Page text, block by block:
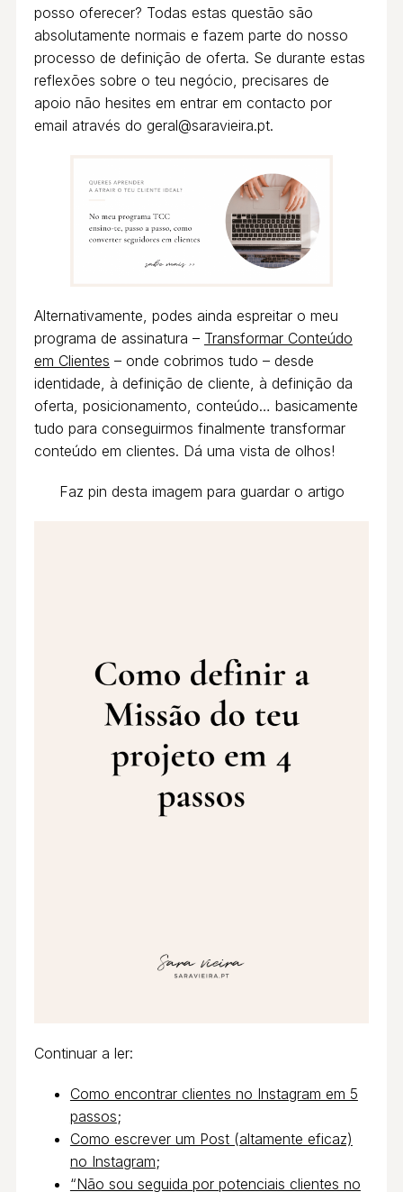
posso oferecer? Todas estas questão são
absolutamente normais e fazem parte do nosso
processo de definição de oferta. Se durante estas
reflexões sobre o teu negócio, precisares de
apoio não hesites em entrar em contacto por
email através do geral@saravieira.pt.
Alternativamente, podes ainda espreitar o meu
programa de assinatura – Transformar Conteúdo
em Clientes – onde cobrimos tudo – desde
identidade, à definição de cliente, à definição da
oferta, posicionamento, conteúdo… basicamente
tudo para conseguirmos finalmente transformar
conteúdo em clientes. Dá uma vista de olhos!
Faz pin desta imagem para guardar o artigo
Continuar a ler:
Como encontrar clientes no Instagram em 5
passos;
Como escrever um Post (altamente eficaz)
no Instagram;
“Não sou seguida por potenciais clientes no